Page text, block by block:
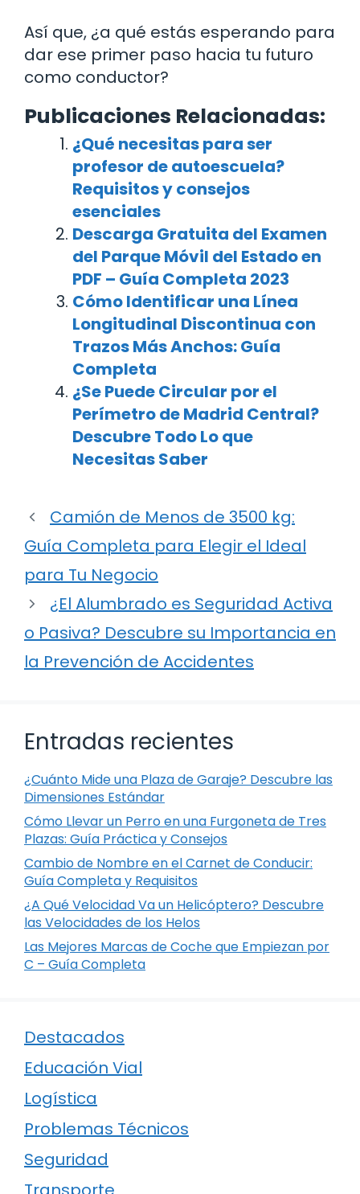
Así que, ¿a qué estás esperando para
dar ese primer paso hacia tu futuro
como conductor?
Publicaciones Relacionadas:
¿Qué necesitas para ser
profesor de autoescuela?
Requisitos y consejos
esenciales
Descarga Gratuita del Examen
del Parque Móvil del Estado en
PDF – Guía Completa 2023
Cómo Identificar una Línea
Longitudinal Discontinua con
Trazos Más Anchos: Guía
Completa
¿Se Puede Circular por el
Perímetro de Madrid Central?
Descubre Todo Lo que
Necesitas Saber
Camión de Menos de 3500 kg:
Guía Completa para Elegir el Ideal
para Tu Negocio
¿El Alumbrado es Seguridad Activa
o Pasiva? Descubre su Importancia en
la Prevención de Accidentes
Entradas recientes
¿Cuánto Mide una Plaza de Garaje? Descubre las
Dimensiones Estándar
Cómo Llevar un Perro en una Furgoneta de Tres
Plazas: Guía Práctica y Consejos
Cambio de Nombre en el Carnet de Conducir:
Guía Completa y Requisitos
¿A Qué Velocidad Va un Helicóptero? Descubre
las Velocidades de los Helos
Las Mejores Marcas de Coche que Empiezan por
C – Guía Completa
Destacados
Educación Vial
Logística
Problemas Técnicos
Seguridad